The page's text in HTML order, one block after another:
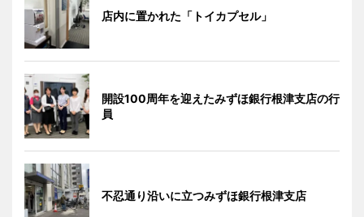
店内に置かれた「トイカプセル」
開設100周年を迎えたみずほ銀行根津支店の行
員
不忍通り沿いに立つみずほ銀行根津支店